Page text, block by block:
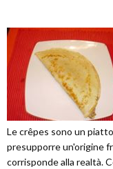
Le crêpes sono un
presupporre un'origine
corrisponde alla realtà.